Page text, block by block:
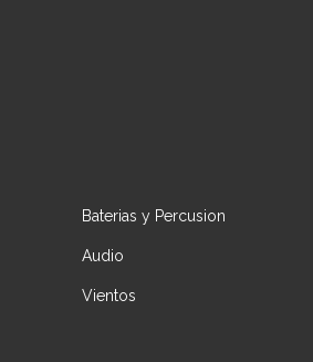
Baterias y Percusion
Audio
Vientos